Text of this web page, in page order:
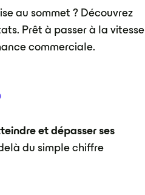
au sommet ? Découvrez
Prêt à passer à la vitesse
commerciale.
et dépasser ses
du simple chiffre